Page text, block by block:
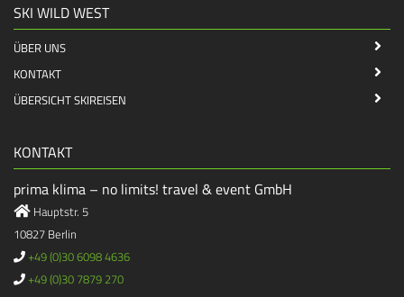
SKI WILD WEST
ÜBER UNS
KONTAKT
ÜBERSICHT SKIREISEN
KONTAKT
prima klima – no limits! travel & event GmbH
Hauptstr. 5
10827 Berlin
+49 (0)30 6098 4636
+49 (0)30 7879 270